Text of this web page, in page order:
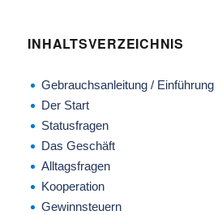
INHALTSVERZEICHNIS
Gebrauchsanleitung / Einführung
Der Start
Statusfragen
Das Geschäft
Alltagsfragen
Kooperation
Gewinnsteuern